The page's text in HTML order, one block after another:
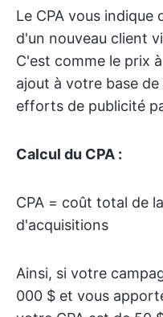
Le CPA vous
d'un nouveau client
C'est comme le prix
ajout à votre base
efforts de publicité
Calcul du CPA :
CPA = coût total de
d'acquisitions
Ainsi, si votre
000 $ et vous